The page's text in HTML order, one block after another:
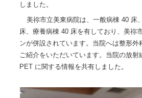
しました。
美祢市立美東病院は、一般病棟 40 床
床、療養病棟 40 床を有しており、美祢
ンが併設されています。当院へは整形外
ご紹介をいただいています。当院の放射
PET に関する情報を共有しました。